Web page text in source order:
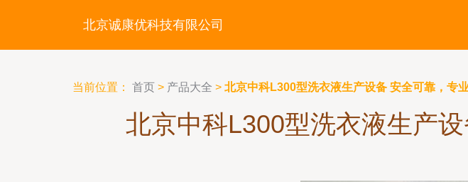
北京诚康优科技有限公司
当前位置： 首页 > 产品大全 > 北京中科L300型洗衣液生产设备 安全可靠，专
北京中科L300型洗衣液生产